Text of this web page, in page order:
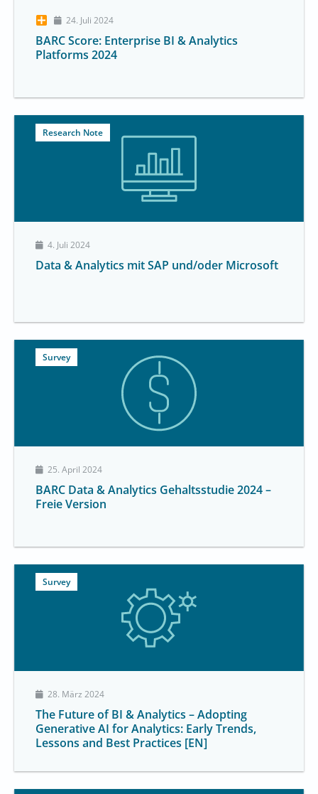
24. Juli 2024
BARC Score: Enterprise BI & Analytics
Platforms 2024
Research Note
4. Juli 2024
Data & Analytics mit SAP und/oder Microsoft
Survey
25. April 2024
BARC Data & Analytics Gehaltsstudie 2024 –
Freie Version
Survey
28. März 2024
The Future of BI & Analytics – Adopting
Generative AI for Analytics: Early Trends,
Lessons and Best Practices [EN]